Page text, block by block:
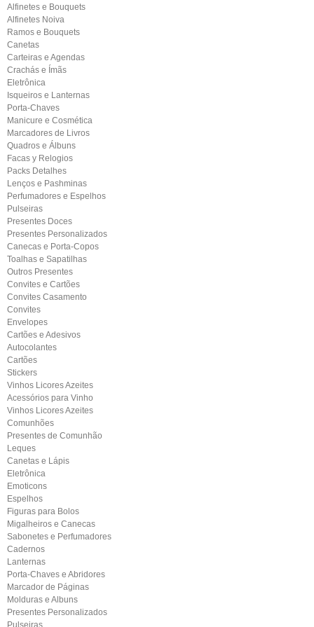
Alfinetes e Bouquets
Alfinetes Noiva
Ramos e Bouquets
Canetas
Carteiras e Agendas
Crachás e Ímãs
Eletrônica
Isqueiros e Lanternas
Porta-Chaves
Manicure e Cosmética
Marcadores de Livros
Quadros e Álbuns
Facas y Relogios
Packs Detalhes
Lenços e Pashminas
Perfumadores e Espelhos
Pulseiras
Presentes Doces
Presentes Personalizados
Canecas e Porta-Copos
Toalhas e Sapatilhas
Outros Presentes
Convites e Cartões
Convites Casamento
Convites
Envelopes
Cartões e Adesivos
Autocolantes
Cartões
Stickers
Vinhos Licores Azeites
Acessórios para Vinho
Vinhos Licores Azeites
Comunhões
Presentes de Comunhão
Leques
Canetas e Lápis
Eletrônica
Emoticons
Espelhos
Figuras para Bolos
Migalheiros e Canecas
Sabonetes e Perfumadores
Cadernos
Lanternas
Porta-Chaves e Abridores
Marcador de Páginas
Molduras e Albuns
Presentes Personalizados
Pulseiras